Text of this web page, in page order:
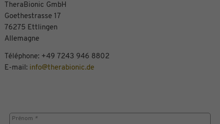
TheraBionic GmbH
Goethestrasse 17
76275 Ettlingen
Allemagne
Téléphone: +49 7243 946 8802
E-mail: info@therabionic.de
Prénom *